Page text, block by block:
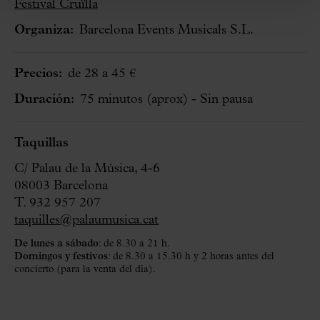
Festival Cruïlla
Organiza: Barcelona Events Musicals S.L.
Precios: de 28 a 45 €
Duración: 75 minutos (aprox) - Sin pausa
Taquillas
C/ Palau de la Música, 4-6
08003 Barcelona
T. 932 957 207
taquilles@palaumusica.cat
De lunes a sábado: de 8.30 a 21 h.
Domingos y festivos: de 8.30 a 15.30 h y 2 horas antes del
concierto (para la venta del día).